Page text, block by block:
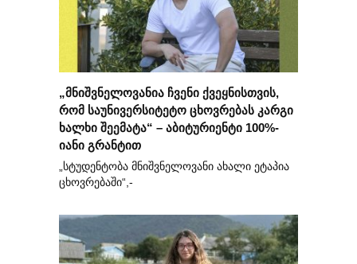
„მნიშვნელოვანია ჩვენი ქვეყნისთვის,
რომ საუნივერსიტეტო ცხოვრებას კარგი
ხალხი შეემატა“ – აბიტურიენტი 100%-
იანი გრანტით
„სტუდენტობა მნიშვნელოვანი ახალი ეტაპია
ცხოვრებაში“,-